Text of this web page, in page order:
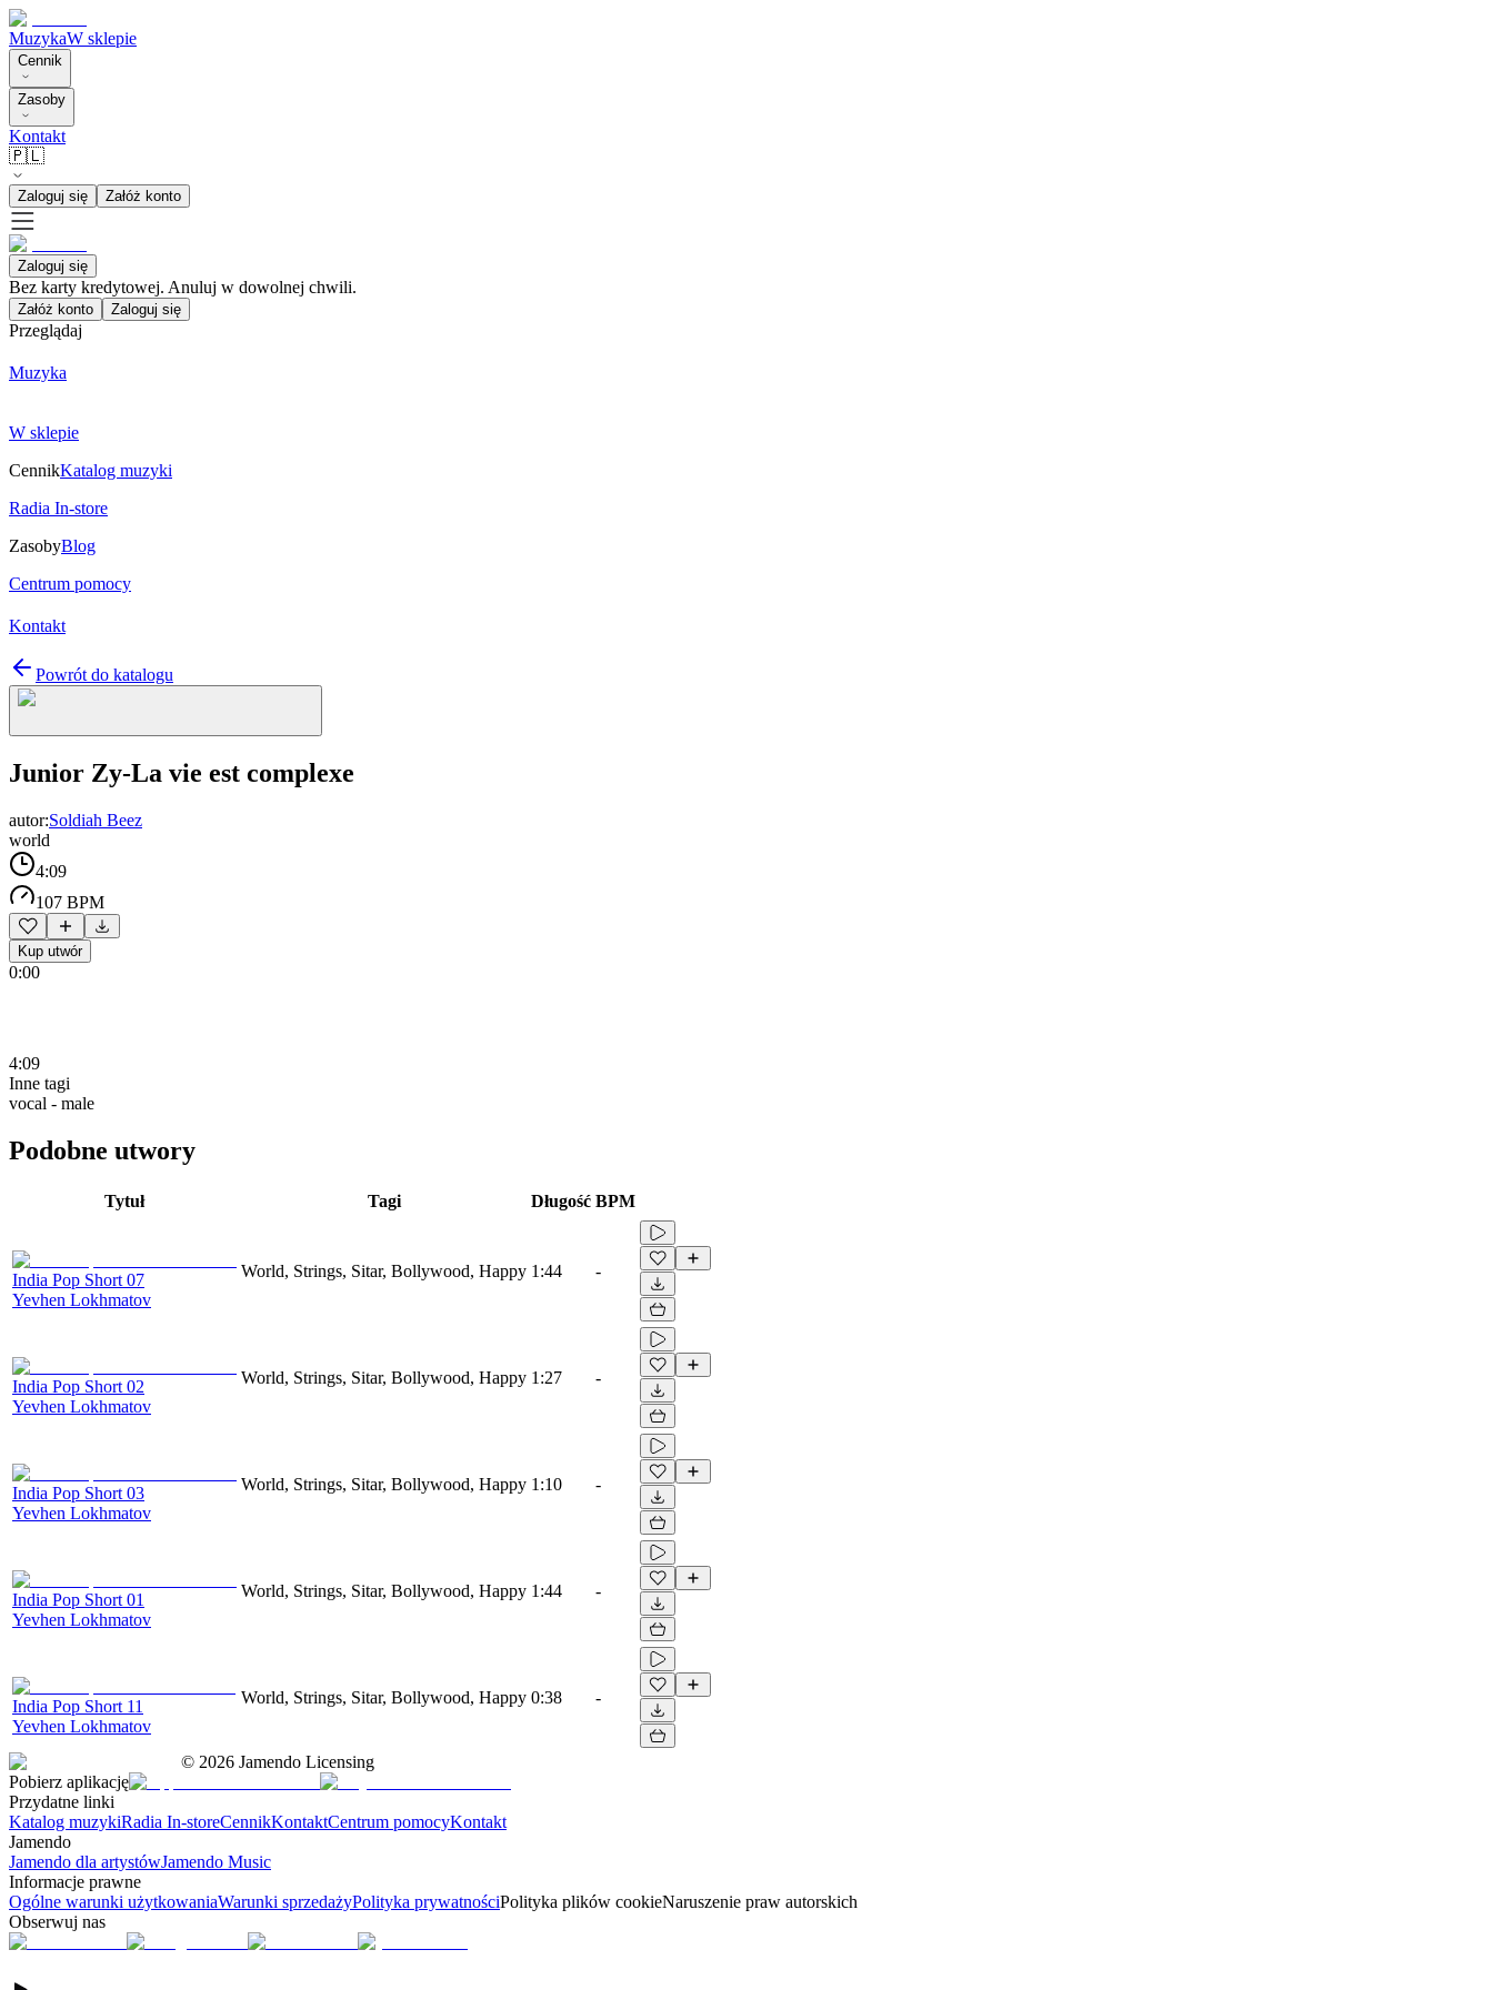
MuzykaW sklepie
Cennik
Zasoby
Kontakt
🇵🇱
Zaloguj się Załóż konto
Zaloguj się
Bez karty kredytowej. Anuluj w dowolnej chwili.
Załóż konto Zaloguj się
Przeglądaj
Muzyka
W sklepie
CennikKatalog muzyki
Radia In-store
ZasobyBlog
Centrum pomocy
Kontakt
Powrót do katalogu
Junior Zy-La vie est complexe
autor:Soldiah Beez
world
4:09
107 BPM
Kup utwór
0:00
4:09
Inne tagi
vocal - male
Podobne utwory
Tytuł Tagi Długość BPM
India Pop Short 07
Yevhen Lokhmatov
World, Strings, Sitar, Bollywood, Happy 1:44 -
India Pop Short 02
Yevhen Lokhmatov
World, Strings, Sitar, Bollywood, Happy 1:27 -
India Pop Short 03
Yevhen Lokhmatov
World, Strings, Sitar, Bollywood, Happy 1:10 -
India Pop Short 01
Yevhen Lokhmatov
World, Strings, Sitar, Bollywood, Happy 1:44 -
India Pop Short 11
Yevhen Lokhmatov
World, Strings, Sitar, Bollywood, Happy 0:38 -
© 2026 Jamendo Licensing
Pobierz aplikację
Przydatne linki
Katalog muzykiRadia In-storeCennikKontaktCentrum pomocyKontakt
Jamendo
Jamendo dla artystówJamendo Music
Informacje prawne
Ogólne warunki użytkowaniaWarunki sprzedażyPolityka prywatnościPolityka plików cookieNaruszenie praw autorskich
Obserwuj nas